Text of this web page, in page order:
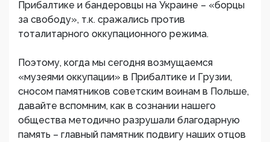
Прибалтике и бандеровцы на Украине – «борцы
за свободу», т.к. сражались против
тоталитарного оккупационного режима.
Поэтому, когда мы сегодня возмущаемся
«музеями оккупации» в Прибалтике и Грузии,
сносом памятников советским воинам в Польше,
давайте вспомним, как в сознании нашего
общества методично разрушали благодарную
память – главный памятник подвигу наших отцов